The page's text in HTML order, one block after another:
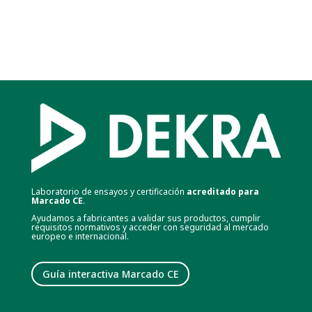
Laboratorio de ensayos y certificación acreditado para
Marcado CE.
Ayudamos a fabricantes a validar sus productos, cumplir
requisitos normativos y acceder con seguridad al mercado
europeo e internacional.
Guía interactiva Marcado CE